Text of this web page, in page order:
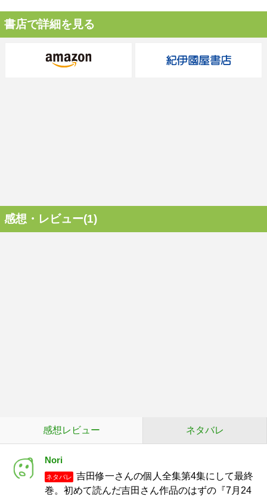
書店で詳細を見る
感想・レビュー(1)
感想レビュー ネタバレ
Nori
ネタバレ
吉田修一さんの個人全集第4集にして最終
巻。初めて読んだ吉田さん作品のはずの『7月24